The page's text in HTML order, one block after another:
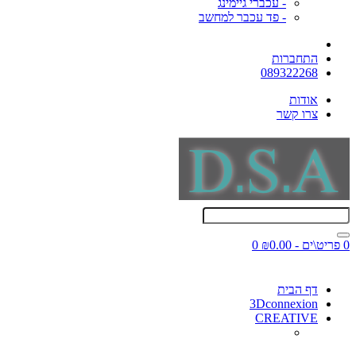
- עכברי גיימינג
- פד עכבר למחשב
התחברות
089322268
אודות
צרו קשר
0 פריט\ים - ₪0.00 0
דף הבית
3Dconnexion
CREATIVE